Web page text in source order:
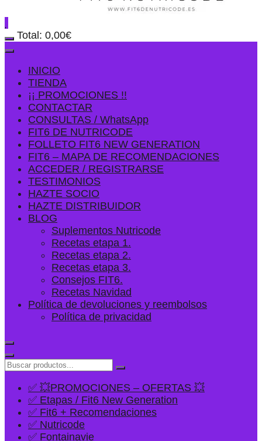
Total: 0,00€
INICIO
TIENDA
¡¡ PROMOCIONES !!
CONTACTAR
CONSULTAS / WhatsApp
FIT6 DE NUTRICODE
FOLLETO FIT6 NEW GENERATION
FIT6 – MAPA DE RECOMENDACIONES
ACCEDER / REGISTRARSE
TESTIMONIOS
HAZTE SOCIO
HAZTE DISTRIBUIDOR
BLOG
Suplementos Nutricode
Recetas etapa 1.
Recetas etapa 2.
Recetas etapa 3.
Consejos FIT6.
Recetas Navidad
Política de devoluciones y reembolsos
Política de privacidad
✅ 💥PROMOCIONES – OFERTAS 💥
✅ Etapas / Fit6 New Generation
✅ Fit6 + Recomendaciones
✅ Nutricode
✅ Fontainavie